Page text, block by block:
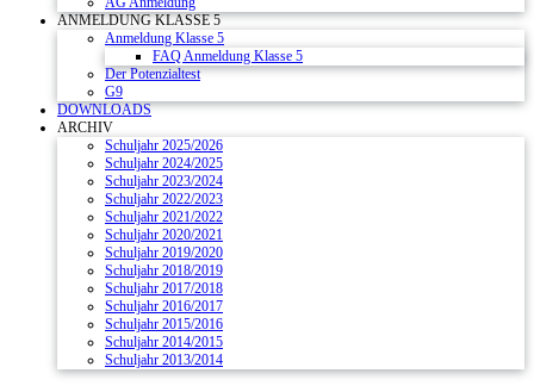
ANMELDUNG KLASSE 5
Anmeldung Klasse 5
FAQ Anmeldung Klasse 5
Der Potenzialtest
G9
DOWNLOADS
ARCHIV
Schuljahr 2025/2026
Schuljahr 2024/2025
Schuljahr 2023/2024
Schuljahr 2022/2023
Schuljahr 2021/2022
Schuljahr 2020/2021
Schuljahr 2019/2020
Schuljahr 2018/2019
Schuljahr 2017/2018
Schuljahr 2016/2017
Schuljahr 2015/2016
Schuljahr 2014/2015
Schuljahr 2013/2014